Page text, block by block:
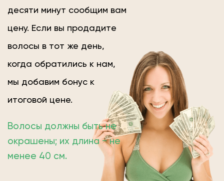
десяти минут сообщим вам
цену. Если вы продадите
волосы в тот же день,
когда обратились к нам,
мы добавим бонус к
итоговой цене.
Волосы должны быть не
окрашены; их длина − не
менее 40 см.